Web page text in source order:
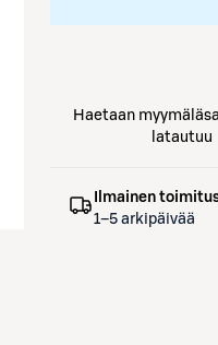
Haetaan
latautuu
Ilmainen
1–5 arkipäivää